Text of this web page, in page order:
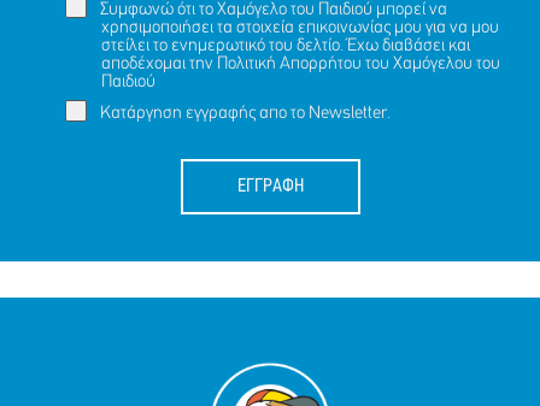
Συμφωνώ ότι το Χαμόγελο του Παιδιού μπορεί να
χρησιμοποιήσει τα στοιχεία επικοινωνίας μου για να μου
στείλει το ενημερωτικό του δελτίο. Έχω διαβάσει και
αποδέχομαι την Πολιτική Απορρήτου του Χαμόγελου του
Παιδιού
Κατάργηση εγγραφής απο το Newsletter.
ΕΓΓΡΑΦΗ